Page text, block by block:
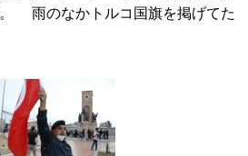
雨のなかトルコ国旗を掲げてた